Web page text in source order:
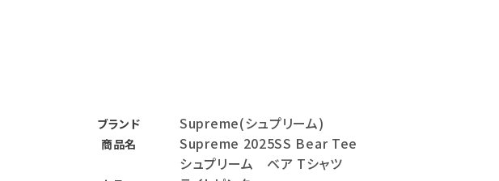
ブランド Supreme(シュプリーム)
商品名
Supreme 2025SS Bear Tee
シュプリーム ベア Tシャツ